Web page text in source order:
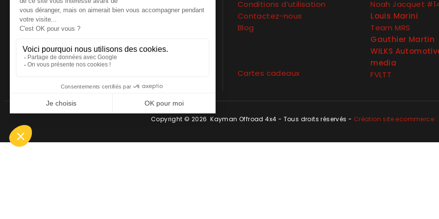
NOUS CONTACTER
Email
offroad.fr
Conditions d’utilisation
Contactez-nous
Blog
Cartes cadeaux
Noah Jacquet
Louis Marini
Team MRS
Gauthier Martin
WILKS
media
FVLTT
Copyright © 2026 Kayman Offroad 4x4 - Tous droits réservés - Création site ecommerce :